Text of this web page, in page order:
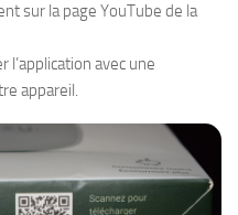
sur la page YouTube de la
l’application avec une
appareil.